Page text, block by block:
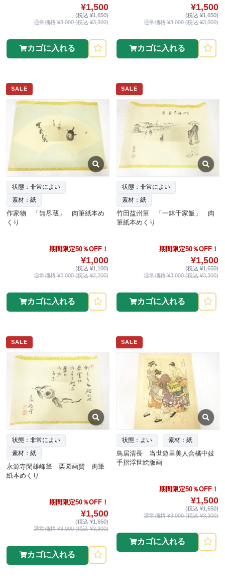
¥1,500
(税込 ¥1,650)
通常価格 ¥3,000 (税込 ¥3,300)
カゴに入れる
¥1,500
(税込 ¥1,650)
通常価格 ¥3,000 (税込 ¥3,300)
カゴに入れる
SALE
状態：非常によい
素材：紙
作家物 「無尽蔵」 肉筆紙本め
くり
期間限定50％OFF！
¥1,000
(税込 ¥1,100)
通常価格 ¥2,000 (税込 ¥2,200)
カゴに入れる
SALE
状態：非常によい
素材：紙
竹田益州筆 「一鉢千家飯」 肉
筆紙本めくり
期間限定50％OFF！
¥1,500
(税込 ¥1,650)
通常価格 ¥3,000 (税込 ¥3,300)
カゴに入れる
SALE
状態：非常によい
素材：紙
永源寺閑雄峰筆 栗図画賛 肉筆
紙本めくり
期間限定50％OFF！
¥1,500
(税込 ¥1,650)
通常価格 ¥3,000 (税込 ¥3,300)
カゴに入れる
SALE
状態：よい 素材：紙
鳥居清長 当世遊里美人合橘中妓
手摺浮世絵版画
期間限定50％OFF！
¥1,500
(税込 ¥1,650)
通常価格 ¥3,000 (税込 ¥3,300)
カゴに入れる